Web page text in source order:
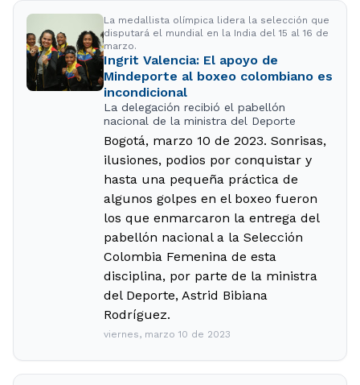
La medallista olímpica lidera la selección que
disputará el mundial en la India del 15 al 16 de
marzo.
Ingrit Valencia: El apoyo de
Mindeporte al boxeo colombiano es
incondicional
La delegación recibió el pabellón
nacional de la ministra del Deporte
Bogotá, marzo 10 de 2023. Sonrisas,
ilusiones, podios por conquistar y
hasta una pequeña práctica de
algunos golpes en el boxeo fueron
los que enmarcaron la entrega del
pabellón nacional a la Selección
Colombia Femenina de esta
disciplina, por parte de la ministra
del Deporte, Astrid Bibiana
Rodríguez.
viernes, marzo 10 de 2023